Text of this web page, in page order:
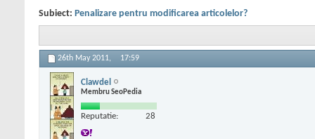
Subiect: Penalizare pentru modificarea articolelor?
26th May 2011, 17:59
Clawdel
Membru SeoPedia
Reputatie: 28